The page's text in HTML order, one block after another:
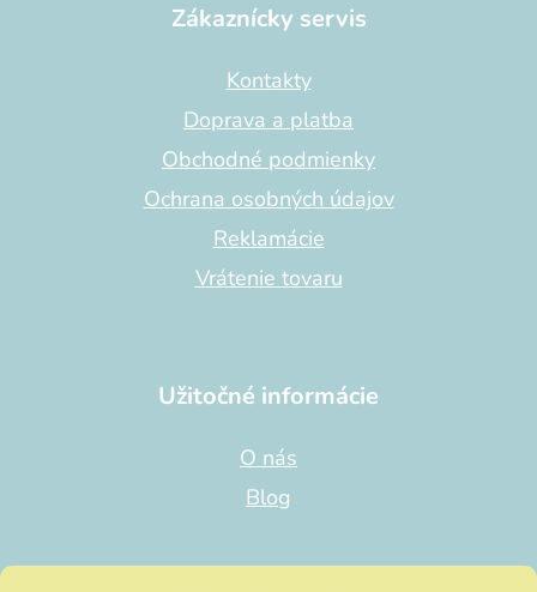
Zákaznícky servis
Kontakty
Doprava a platba
Obchodné podmienky
Ochrana osobných údajov
Reklamácie
Vrátenie tovaru
Užitočné informácie
O nás
Blog